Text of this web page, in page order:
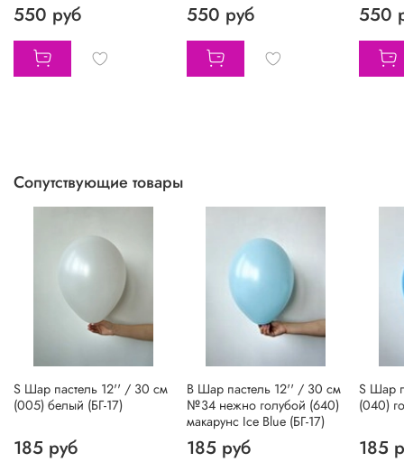
550 руб 550 руб 550
Сопутствующие товары
S Шар пастель 12'' / 30 см
(005) белый (БГ-17)
185 руб
B Шар пастель 12'' / 30 см
№34 нежно голубой (640)
макарунс Ice Blue (БГ-17)
185 руб
S Шар
(040)
185